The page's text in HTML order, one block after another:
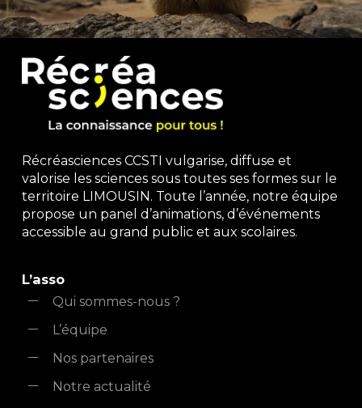
Récréasciences CCSTI vulgarise, diffuse et
valorise les sciences sous toutes ses formes sur le
territoire LIMOUSIN. Toute l’année, notre équipe
propose un panel d’animations, d’événements
accessible au grand public et aux scolaires.
L’asso
Qui sommes-nous ?
L’équipe
Nos partenaires
Notre actualité